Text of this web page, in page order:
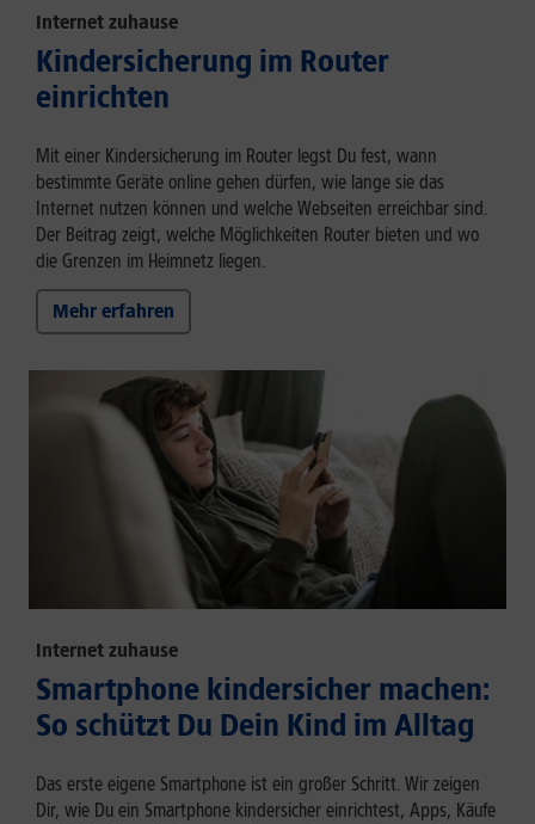
Internet zuhause
Kindersicherung im Router
einrichten
Mit einer Kindersicherung im Router legst Du fest, wann
bestimmte Geräte online gehen dürfen, wie lange sie das
Internet nutzen können und welche Webseiten erreichbar sind.
Der Beitrag zeigt, welche Möglichkeiten Router bieten und wo
die Grenzen im Heimnetz liegen.
Mehr erfahren
Internet zuhause
Smartphone kindersicher machen:
So schützt Du Dein Kind im Alltag
Das erste eigene Smartphone ist ein großer Schritt. Wir zeigen
Dir, wie Du ein Smartphone kindersicher einrichtest, Apps, Käufe